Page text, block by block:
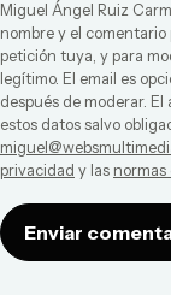
Miguel Ángel Ruiz
nombre y el
petición tuya, y para
legítimo. El email es
después de moderar.
estos datos salvo
privacidad y las normas
Enviar